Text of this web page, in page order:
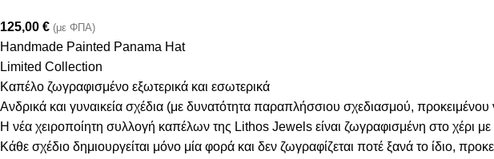
125,00 € (με ΦΠΑ)
Handmade Painted Panama Hat
Limited Collection
Καπέλο ζωγραφισμένο εξωτερικά και εσωτερικά
Ανδρικά και γυναικεία σχέδια (με δυνατότητα παραπλήσσιου σχεδιασμού,
Η νέα χειροποίητη συλλογή καπέλων της Lithos Jewels είναι ζωγραφισμένη στο χέρι
Κάθε σχέδιο δημιουργείται μόνο μία φορά και δεν ζωγραφίζεται ποτέ ξανά το ίδιο,